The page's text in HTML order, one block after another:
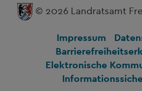
© 2026 Landratsamt
Impressum
Elektronische